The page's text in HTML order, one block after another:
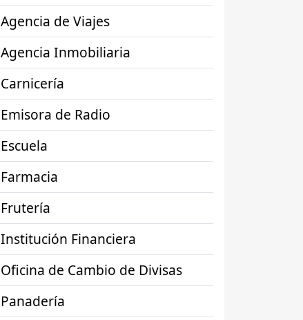
Agencia de Viajes
Agencia Inmobiliaria
Carnicería
Emisora de Radio
Escuela
Farmacia
Frutería
Institución Financiera
Oficina de Cambio de Divisas
Panadería